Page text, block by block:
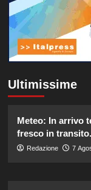
Ultimissime
Meteo: In arrivo
fresco in transito.
Redazione 7